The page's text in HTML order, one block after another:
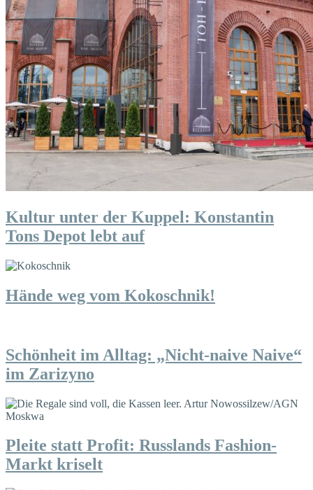
Kultur unter der Kuppel: Konstantin
Tons Depot lebt auf
Hände weg vom Kokoschnik!
Schönheit im Alltag: „Nicht-naive Naive“
im Zarizyno
Pleite statt Profit: Russlands Fashion-
Markt kriselt